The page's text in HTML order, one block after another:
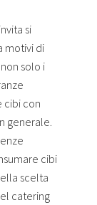
si
motivi di
solo i
cibi con
generale.
cibi
scelta
catering